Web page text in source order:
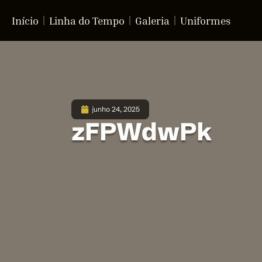
Início Linha do Tempo Galeria Uniformes
junho 24, 2025
zFPWdwPk